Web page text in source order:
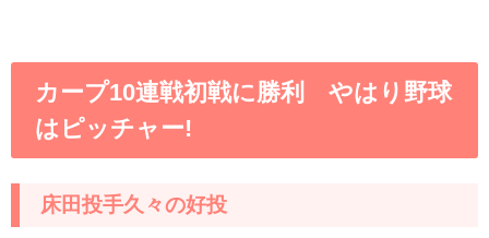
カープ10連戦初戦に勝利 やはり野球
はピッチャー!
床田投手久々の好投